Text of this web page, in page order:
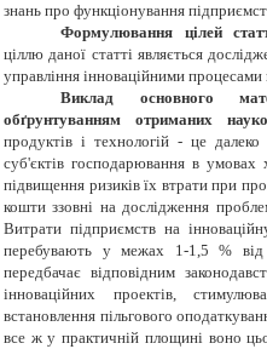
знань про функціонування
Формулювання цілей
ціллю даної статті являється
управління інноваційними
Виклад основного
обґрунтуванням отриманих
продуктів і технологій - це
суб'єктів господарювання в умовах
підвищення ризиків їх втрати при
кошти ззовні на дослідження
Витрати підприємств на
перебувають у межах 1-1,5 %
передбачає відповідним
інноваційних проектів,
встановлення пільгового
все ж у практичній площині воно